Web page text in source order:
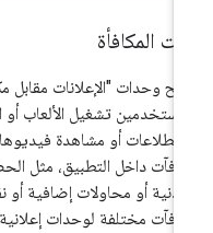
المكافأة
وحدات "الإعلانات مقابل
تشغيل الألعاب أو
أو مشاهدة فيديوهات
داخل التطبيق، مثل
أو محاولات إضافية أو
مختلفة لوحدات إعلانية